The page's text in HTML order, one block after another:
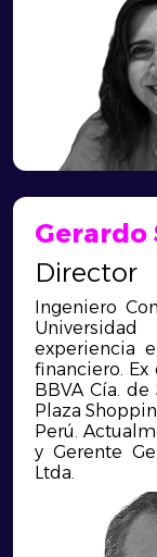
Gerardo
Director
Ingeniero
experiencia
financiero.
BBVA Cía. de
Plaza
Perú.
y Gerente
Ltda.